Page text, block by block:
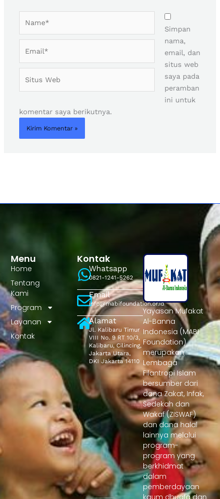
Web
Simpan
nama,
email, dan
situs web
saya pada
peramban
ini untuk
komentar saya berikutnya.
Menu
Home
Tentang
Kami
Program
Layanan
Kontak
Kontak
Whatsapp
0821-1241-5262
Email
info@mabifoundation.or.id
Alamat
Jl. Kalibaru Timur
VIII No. 9 RT 10/3,
Kalibaru, Cilincing,
Jakarta Utara,
DKI Jakarta 14110
Yayasan Mufakat
Al-Banna
Indonesia (MABI
Foundation)
merupakan
Lembaga
Filantropi Islam
bersumber dari
dana Zakat, Infak,
Sedekah dan
Wakaf (ZISWAF)
dan dana halal
lainnya melalui
program-
program yang
berkhidmat
dalam
pemberdayaan
kaum dhuafa dan